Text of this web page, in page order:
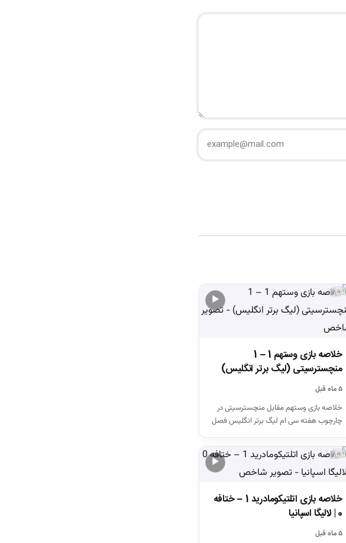
▶
اخبار
خلاصه بازی وستهم 1 – 1
منچسترسیتی (لیگ برتر انگلیس)
۵ ماه قبل
خلاصه بازی وستهم مقابل منچسترسیتی در
چارچوب هفته سی ام لیگ برتر انگلیس فصل
▶
اخبار
خلاصه بازی اتلتیکومادرید 1 – ختافه
0 | لالیگا اسپانیا
۵ ماه قبل